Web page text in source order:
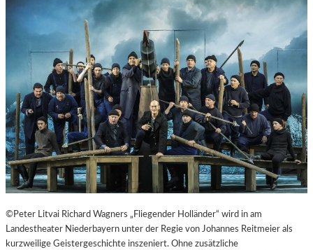
©Peter Litvai Richard Wagners „Fliegender Holländer“ wird in am
Landestheater Niederbayern unter der Regie von Johannes Reitmeier als
kurzweilige Geistergeschichte inszeniert. Ohne zusätzliche